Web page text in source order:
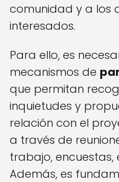
comunidad y a los
interesados.
Para ello, es
mecanismos de
que permitan
inquietudes y
relación con el
a través de
trabajo,
Además, es